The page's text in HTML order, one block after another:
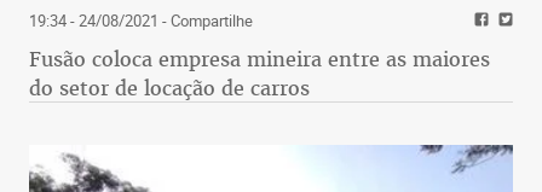
19:34 - 24/08/2021 - Compartilhe
Fusão coloca empresa mineira entre as maiores
do setor de locação de carros